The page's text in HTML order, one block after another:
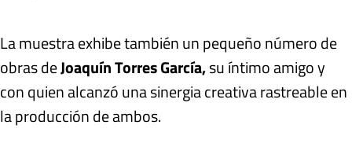
La muestra exhibe también un pequeño número de
obras deJoaquín Torres García,su íntimo amigo y
con quien alcanzó una sinergia creativa rastreable en
la producción de ambos.